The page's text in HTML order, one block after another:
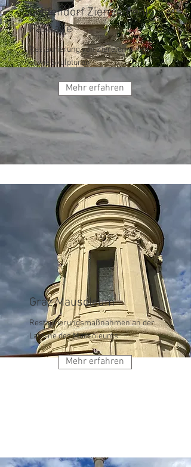
Grafendorf Zierelemente
Fassade
Restaurierung von Zierelementen
sowie Skulpturen
Mehr erfahren
Graz Mausoleum
Restaurierungsmaßnahmen an der
Laterne des Mausoleums
Mehr erfahren